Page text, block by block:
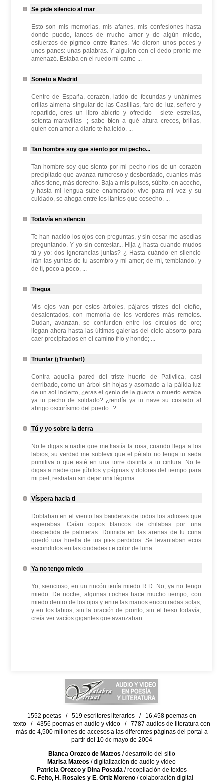
Se pide silencio al mar
Esto son mis memorias, mis afanes, mis confesiones hasta
donde puedo, lances de mucho amor y de algún miedo,
esfuerzos de pigmeo entre titanes. Me dieron unos peces y
unos panes: unas palabras. Y alguien con el dedo pronto me
amenazó. Estaba en el ruedo mi carne ...
Soneto a Madrid
Centro de España, corazón, latido de fecundas y unánimes
orillas almena singular de las Castillas, faro de luz, señero y
repartido, eres un libro abierto y ofrecido - siete estrellas,
setenta maravillas -; sabe bien a qué altura creces, brillas,
quien con amor a diario te ha leído. ...
Tan hombre soy que siento por mi pecho...
Tan hombre soy que siento por mi pecho ríos de un corazón
precipitado que avanza rumoroso y desbordado, cuantos más
años tiene, más derecho. Baja a mis pulsos, súbito, en acecho,
y hasta mi lengua sube enamorado; vive para mi voz y su
cuidado, se ahoga entre los llantos que cosecho. ...
Todavía en silencio
Te han nacido los ojos con preguntas, y sin cesar me asedias
preguntando. Y yo sin contestar... Hija ¿ hasta cuando mudos
tú y yo: dos ignorancias juntas? ¿ Hasta cuándo en silencio
irán las yuntas de tu asombro y mi amor; de mí, temblando, y
de tí, poco a poco, ...
Tregua
Mis ojos van por estos árboles, pájaros tristes del otoño,
desalentados, con memoria de los verdores más remotos.
Dudan, avanzan, se confunden entre los círculos de oro;
llegan ahora hasta las últimas galerías del cielo absorto para
caer precipitados en el camino frío y hondo; ...
Triunfar (¡Triunfar!)
Contra aquella pared del triste huerto de Pativilca, casi
derribado, como un árbol sin hojas y asomado a la pálida luz
de un sol incierto, ¿eras el genio de la guerra o muerto estaba
ya tu pecho de soldado? ¿rendía ya tu nave su costado al
abrigo oscurísimo del puerto...? ...
Tú y yo sobre la tierra
No le digas a nadie que me hastía la rosa; cuando llega a los
labios, su verdad me subleva que el pétalo no tenga tu seda
primitiva o que esté en una torre distinta a tu cintura. No le
digas a nadie que júbilos y páginas y dolores del tiempo para
mi piel, resbalan sin dejar una lágrima ...
Víspera hacia ti
Doblaban en el viento las banderas de todos los adioses que
esperabas. Caían copos blancos de chilabas por una
despedida de palmeras. Dormida en las arenas de tu cuna
quedó una huella de tus pies perdidos. Se levantaban ecos
escondidos en las ciudades de color de luna. ...
Ya no tengo miedo
Yo, siencioso, en un rincón tenía miedo R.D. No; ya no tengo
miedo. De noche, algunas noches hace mucho tiempo, con
miedo dentro de los ojos y entre las manos encontradas solas,
y en los labios, sin la oración de pronto, sin el beso todavía,
creía ver vacíos gigantes que avanzaban ...
1552 poetas / 519 escritores literarios / 16,458 poemas en
texto / 4356 poemas en audio y video / 7787 audios de literatura con
más de 4,500 millones de accesos a las diferentes páginas del portal a
partir del 10 de mayo de 2004
Blanca Orozco de Mateos / desarrollo del sitio
Marisa Mateos / digitalización de audio y video
Patricia Orozco y Dina Posada/ recopilación de textos
C. Feito, H. Rosales y E. Ortiz Moreno/ colaboración digital